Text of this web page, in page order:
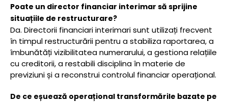
Poate un director financiar interimar să sprijine
situațiile de restructurare?
Da. Directorii financiari interimari sunt utilizați frecvent
în timpul restructurării pentru a stabiliza raportarea, a
îmbunătăți vizibilitatea numerarului, a gestiona relațiile
cu creditorii, a restabili disciplina în materie de
previziuni și a reconstrui controlul financiar operațional.
De ce eșuează operațional transformările bazate pe